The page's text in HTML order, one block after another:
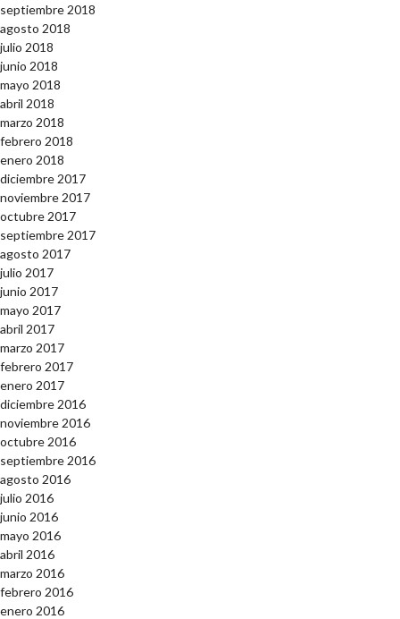
septiembre 2018
agosto 2018
julio 2018
junio 2018
mayo 2018
abril 2018
marzo 2018
febrero 2018
enero 2018
diciembre 2017
noviembre 2017
octubre 2017
septiembre 2017
agosto 2017
julio 2017
junio 2017
mayo 2017
abril 2017
marzo 2017
febrero 2017
enero 2017
diciembre 2016
noviembre 2016
octubre 2016
septiembre 2016
agosto 2016
julio 2016
junio 2016
mayo 2016
abril 2016
marzo 2016
febrero 2016
enero 2016